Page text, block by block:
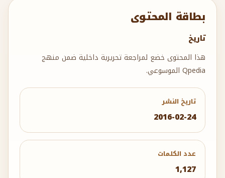
بطاقة المحتوى
تاريخ
هذا المحتوى خضع لمراجعة تحريرية داخلية ضمن منهج
Qpedia الموسوعي.
تاريخ النشر
2016-02-24
عدد الكلمات
1,127